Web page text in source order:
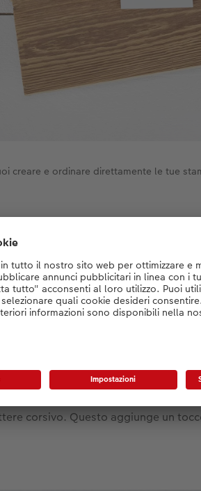
creare e ordinare direttamente le tue
Crea ora
. È meglio
aggiunge un tocco personale e
retrò c’è spazio per i nomi o per
corsivo. Questo aggiunge un